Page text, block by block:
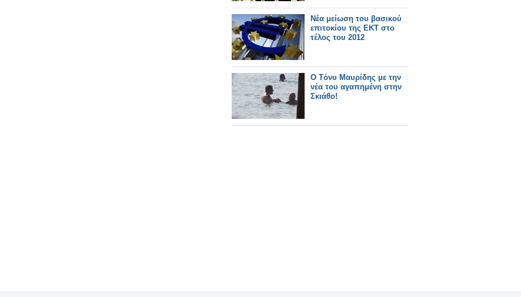
Νέα μείωση του βασικού
επιτοκίου της ΕΚΤ στο
τέλος του 2012
Ο Tόνυ Μαυρίδης με την
νέα του αγαπημένη στην
Σκιάθο!